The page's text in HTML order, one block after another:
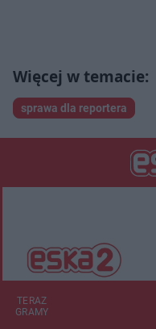
sprawa dla reportera
TERAZ
GRAMY